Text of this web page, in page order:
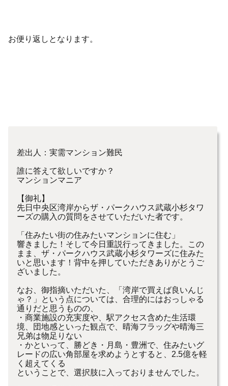
お便り返しとなります。
差出人：実需マンション難民
誰に答えて欲しいですか？
マンションマニア
【御礼】
先日中央区湾岸からザ・パークハウス武蔵小杉タワ
ーズの購入の質問をさせていただいた者です。
「住みたい街の住みたいマンションに住む」
響きました！そして今日重説行ってきました。この
まま、ザ・パークハウス武蔵小杉タワーズに住みた
いと思います！背中を押していただきありがとうご
ざいました。
なお、御指摘いただいた、「湾岸で買えば良いんじ
ゃ？」という点については、合理的にはおっしゃる
通りだと思うものの、
・商業施設の充実度や、駅アクセス含めた生活環
境、団地感といった観点で、晴海フラッグや晴海三
兄弟は物足りない
・かといって、勝どき・月島・豊洲で、住みたいグ
レードの広い角部屋を求めようとすると、2.5億を軽
く超えてくる
ということで、選択肢に入っておりませんでした。